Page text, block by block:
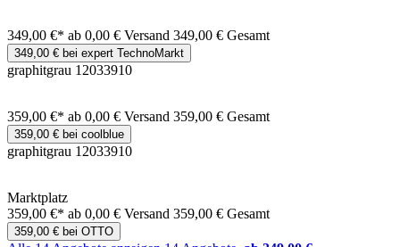
349,00 €* ab 0,00 € Versand 349,00 € Gesamt
349,00 € bei expert TechnoMarkt
graphitgrau 12033910
359,00 €* ab 0,00 € Versand 359,00 € Gesamt
359,00 € bei coolblue
graphitgrau 12033910
Marktplatz
359,00 €* ab 0,00 € Versand 359,00 € Gesamt
359,00 € bei OTTO